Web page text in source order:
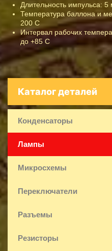
Длительность импульса: 5
Температура баллона и
200 С
Интервал рабочих
до +85 С
Каталог деталей
Конденсаторы
Лампы
Микросхемы
Переключатели
Разъемы
Резисторы